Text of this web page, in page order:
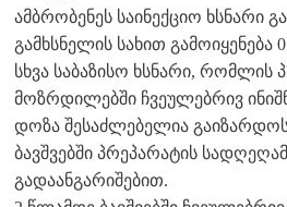
ამბრობენეს საინექციო ხსნარი
გამხსნელის სახით
სხვა საბაზისო ხსნარი, რომლის
მოზრდილებში ჩვეულებრივ
დოზა შესაძლებელია
ბავშვებში პრეპარატის
გადაანგარიშებით.